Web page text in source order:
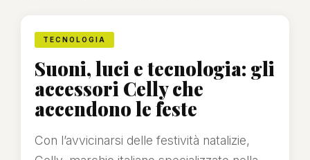
TECNOLOGIA
Suoni, luci e tecnologia: gli
accessori Celly che
accendono le feste
Con l’avvicinarsi delle festività natalizie,